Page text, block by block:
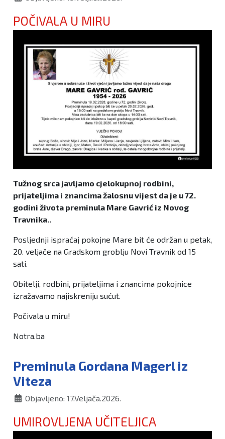
POČIVALA U MIRU
Tužnog srca javljamo cjelokupnoj rodbini,
prijateljima i znancima žalosnu vijest da je u 72.
godini života preminula Mare Gavrić iz Novog
Travnika..
Posljednji ispraćaj pokojne Mare bit će održan u petak,
20. veljače na Gradskom groblju Novi Travnik od 15
sati.
Obitelji, rodbini, prijateljima i znancima pokojnice
izražavamo najiskreniju sućut.
Počivala u miru!
Notra.ba
Preminula Gordana Magerl iz
Viteza
Objavljeno: 17.Veljača.2026.
UMIROVLJENA UČITELJICA